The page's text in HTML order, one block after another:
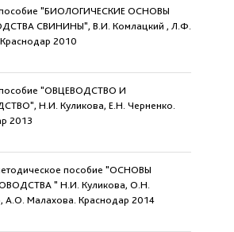
"БИОЛОГИЧЕСКИЕ ОСНОВЫ
СВИНИНЫ", В.И. Комлацкий , Л.Ф.
2010
"ОВЦЕВОДСТВО И
Н.И. Куликова, Е.Н. Черненко.
2013
пособие "ОСНОВЫ
" Н.И. Куликова, О.Н.
А.О. Малахова. Краснодар 2014